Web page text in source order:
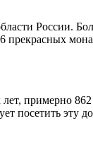
России.
прекрасных
примерно
посетить